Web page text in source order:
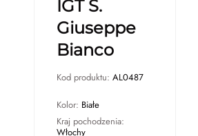
IGT S.
Giuseppe
Bianco
Kod produktu: AL0487
Kolor: Białe
Kraj pochodzenia:
Włochy